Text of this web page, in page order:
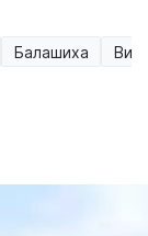
Балашиха